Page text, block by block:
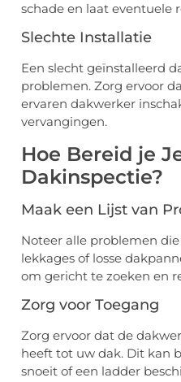
schade en laat eventuele
Slechte Installatie
Een slecht geïnstalleerd
problemen. Zorg ervoor
ervaren dakwerker
vervangingen.
Hoe Bereid je
Dakinspectie?
Maak een Lijst van
Noteer alle problemen
lekkages of losse
om gericht te zoeken en
Zorg voor Toegang
Zorg ervoor dat de
heeft tot uw dak. Dit kan
snoeit of een ladder